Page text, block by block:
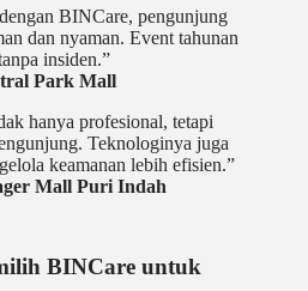
BINCare, pengunjung
dan nyaman. Event tahunan
insiden.”
Park Mall
hanya profesional, tetapi
Teknologinya juga
keamanan lebih efisien.”
Mall Puri Indah
BINCare untuk